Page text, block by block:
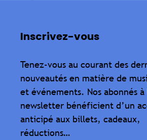
Inscrivez-vous
Tenez-vous au courant des
nouveautés en matière de
et événements. Nos abonnés à
newsletter bénéficient d’un
anticipé aux billets, cadeaux,
réductions…